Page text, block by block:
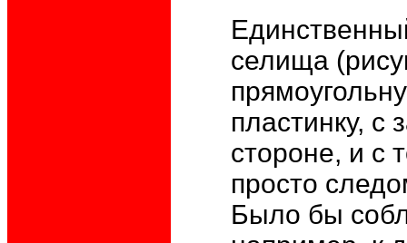
селища
пластинку, с
стороне, и с
просто
Было бы